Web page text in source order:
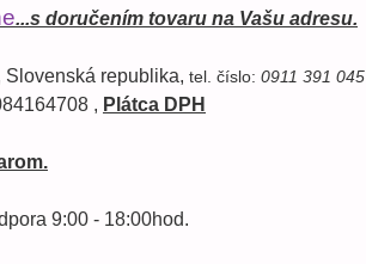
...s doručením tovaru na Vašu adresu.
Slovenská republika, tel. číslo: 0911 391 045
, Plátca DPH
9:00 - 18:00hod.